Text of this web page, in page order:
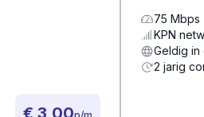
€ 3,00
75 Mbps
KPN
Geldig in
2 jarig